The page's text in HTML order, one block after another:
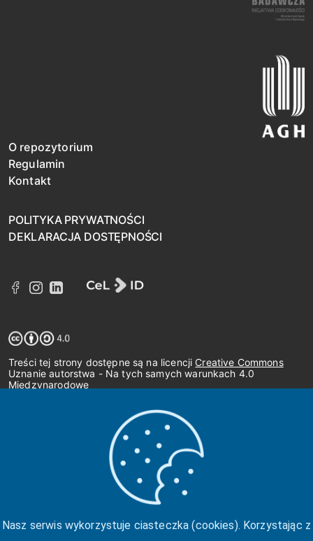
O repozytorium
Regulamin
Kontakt
POLITYKA PRYWATNOŚCI
DEKLARACJA DOSTĘPNOŚCI
Treści tej strony dostępne są na licencji Creative Commons
Uznanie autorstwa - Na tych samych warunkach 4.0
Międzynarodowe
Nasz serwis wykorzystuje ciasteczka (cookies). Korzystając z